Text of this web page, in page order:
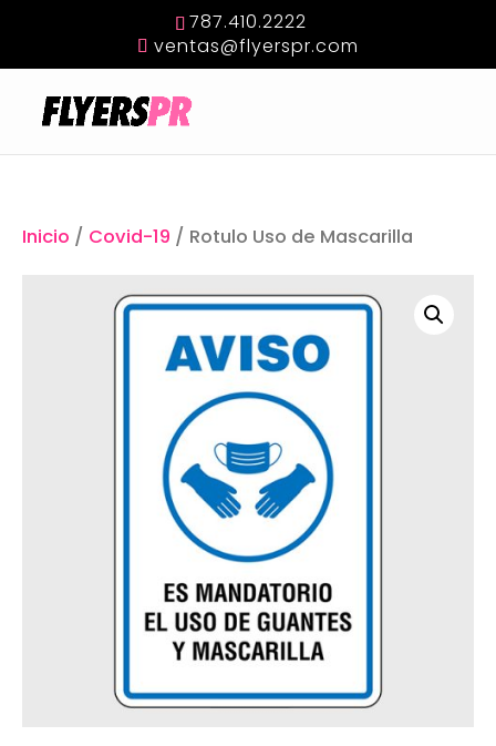
787.410.2222
ventas@flyerspr.com
Inicio / Covid-19 / Rotulo Uso de Mascarilla